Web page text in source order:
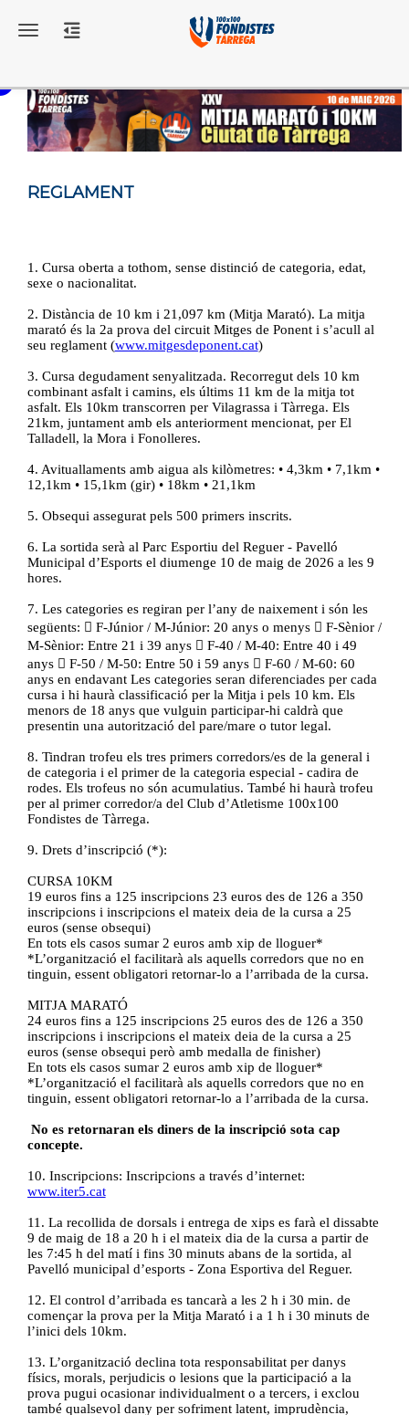
Toggle navigation
REGLAMENT
1. Cursa oberta a tothom, sense distinció de categoria, edat,
sexe o nacionalitat.
2. Distància de 10 km i 21,097 km (Mitja Marató). La mitja
marató és la 2a prova del circuit Mitges de Ponent i s’acull al
seu reglament (www.mitgesdeponent.cat)
3. Cursa degudament senyalitzada. Recorregut dels 10 km
combinant asfalt i camins, els últims 11 km de la mitja tot
asfalt. Els 10km transcorren per Vilagrassa i Tàrrega. Els
21km, juntament amb els anteriorment mencionat, per El
Talladell, la Mora i Fonolleres.
4. Avituallaments amb aigua als kilòmetres: • 4,3km • 7,1km •
12,1km • 15,1km (gir) • 18km • 21,1km
5. Obsequi assegurat pels 500 primers inscrits.
6. La sortida serà al Parc Esportiu del Reguer - Pavelló
Municipal d’Esports el diumenge 10 de maig de 2026 a les 9
hores.
7. Les categories es regiran per l’any de naixement i són les
següents:  F-Júnior / M-Júnior: 20 anys o menys  F-Sènior /
M-Sènior: Entre 21 i 39 anys  F-40 / M-40: Entre 40 i 49
anys  F-50 / M-50: Entre 50 i 59 anys  F-60 / M-60: 60
anys en endavant Les categories seran diferenciades per cada
cursa i hi haurà classificació per la Mitja i pels 10 km. Els
menors de 18 anys que vulguin participar-hi caldrà que
presentin una autorització del pare/mare o tutor legal.
8. Tindran trofeu els tres primers corredors/es de la general i
de categoria i el primer de la categoria especial - cadira de
rodes. Els trofeus no són acumulatius. També hi haurà trofeu
per al primer corredor/a del Club d’Atletisme 100x100
Fondistes de Tàrrega.
9. Drets d’inscripció (*):
CURSA 10KM
19 euros fins a 125 inscripcions 23 euros des de 126 a 350
inscripcions i inscripcions el mateix deia de la cursa a 25
euros (sense obsequi)
En tots els casos sumar 2 euros amb xip de lloguer*
*L’organització el facilitarà als aquells corredors que no en
tinguin, essent obligatori retornar-lo a l’arribada de la cursa.
MITJA MARATÓ
24 euros fins a 125 inscripcions 25 euros des de 126 a 350
inscripcions i inscripcions el mateix deia de la cursa a 25
euros (sense obsequi però amb medalla de finisher)
En tots els casos sumar 2 euros amb xip de lloguer*
*L’organització el facilitarà als aquells corredors que no en
tinguin, essent obligatori retornar-lo a l’arribada de la cursa.
No es retornaran els diners de la inscripció sota cap
concepte.
10. Inscripcions: Inscripcions a través d’internet:
www.iter5.cat
11. La recollida de dorsals i entrega de xips es farà el dissabte
9 de maig de 18 a 20 h i el mateix dia de la cursa a partir de
les 7:45 h del matí i fins 30 minuts abans de la sortida, al
Pavelló municipal d’esports - Zona Esportiva del Reguer.
12. El control d’arribada es tancarà a les 2 h i 30 min. de
començar la prova per la Mitja Marató i a 1 h i 30 minuts de
l’inici dels 10km.
13. L’organització declina tota responsabilitat per danys
físics, morals, perjudicis o lesions que la participació a la
prova pugui ocasionar individualment o a tercers, i exclou
també qualsevol dany per sofriment latent, imprudència,